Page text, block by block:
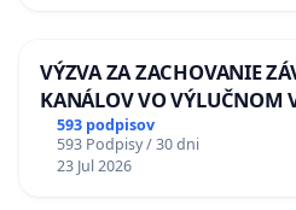
VÝZVA ZA ZACHOVANIE
KANÁLOV VO VÝLUČNOM
KONTROLOU
na riešenie zanedbaného
odvodňovacích kanálov na
593 podpisov
593 Podpisy / 30 dni
23 Jul 2026